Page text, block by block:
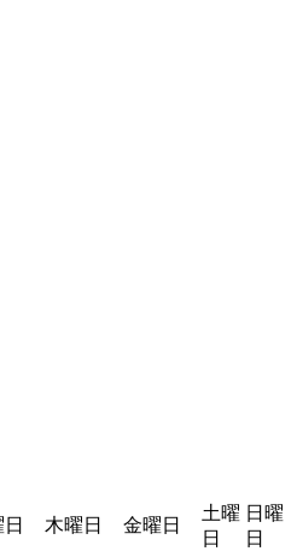
木曜日 金曜日
土曜
日
日曜
日